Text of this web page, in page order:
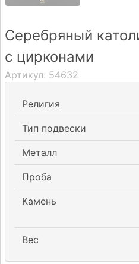
Доставка
Оплата
Вопрос-
ответ
Контакты
604 42021
Серебряный
с цирконами
Артикул: 54632
Религия
Тип подвески
Металл
Проба
Камень
Вес